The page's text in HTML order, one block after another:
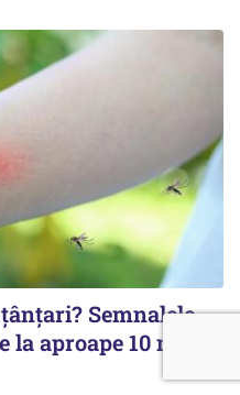
Semnalele
aproape 10 metri